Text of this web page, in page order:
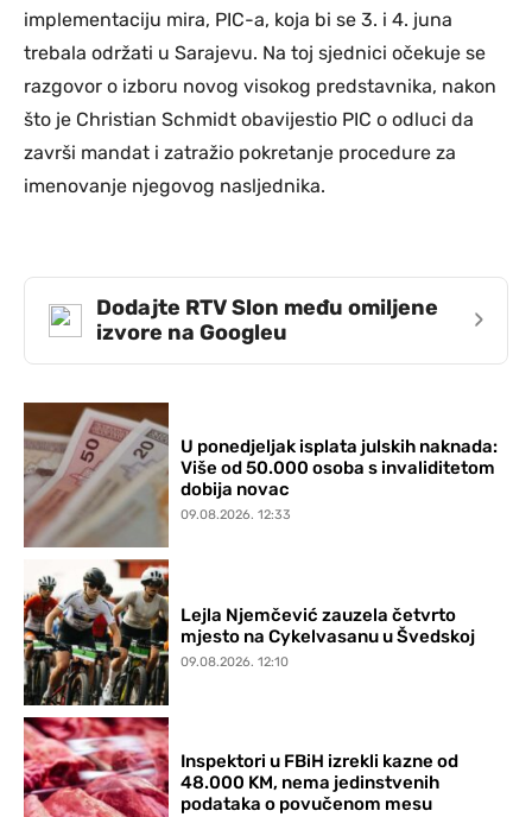
implementaciju mira, PIC-a, koja bi se 3. i 4. juna
trebala održati u Sarajevu. Na toj sjednici očekuje se
razgovor o izboru novog visokog predstavnika, nakon
što je Christian Schmidt obavijestio PIC o odluci da
završi mandat i zatražio pokretanje procedure za
imenovanje njegovog nasljednika.
Dodajte RTV Slon među omiljene
izvore na Googleu
›
U ponedjeljak isplata julskih naknada:
Više od 50.000 osoba s invaliditetom
dobija novac
09.08.2026. 12:33
Lejla Njemčević zauzela četvrto
mjesto na Cykelvasanu u Švedskoj
09.08.2026. 12:10
Inspektori u FBiH izrekli kazne od
48.000 KM, nema jedinstvenih
podataka o povučenom mesu